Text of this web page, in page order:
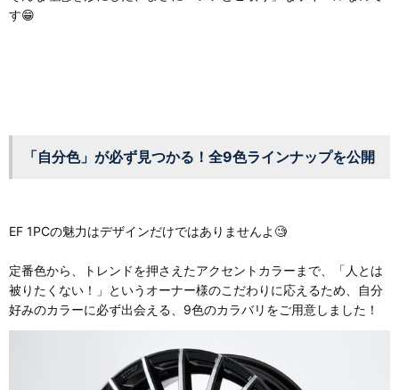
す😁
「自分色」が必ず見つかる！全9色ラインナップを公開
EF 1PCの魅力はデザインだけではありませんよ🧐
定番色から、トレンドを押さえたアクセントカラーまで、「人とは
被りたくない！」というオーナー様のこだわりに応えるため、自分
好みのカラーに必ず出会える、9色のカラバリをご用意しました！